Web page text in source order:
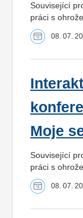
Související
práci s
08. 07.
Moje
Související
práci s
08. 07.